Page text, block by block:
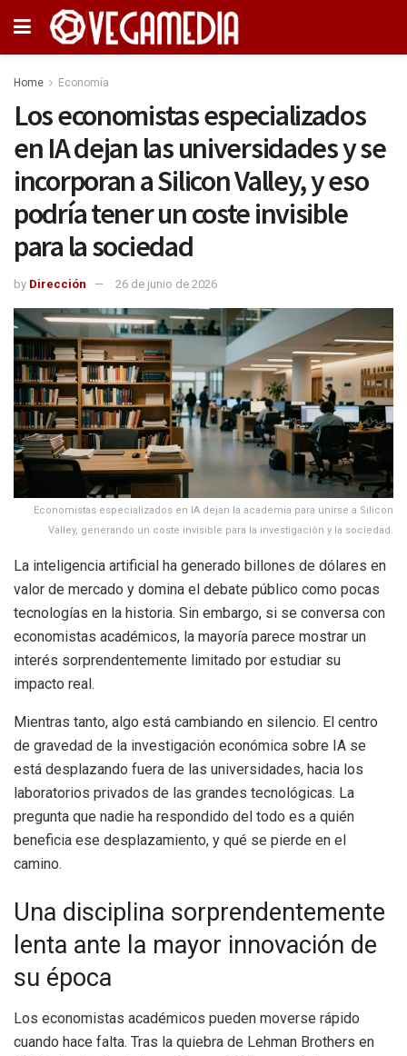
Home Economía
Los economistas especializados
en IA dejan las universidades y se
incorporan a Silicon Valley, y eso
podría tener un coste invisible
para la sociedad
by Dirección 26 de junio de 2026
Economistas especializados en IA dejan la academia para unirse a Silicon
Valley, generando un coste invisible para la investigación y la sociedad.
La inteligencia artificial ha generado billones de dólares en
valor de mercado y domina el debate público como pocas
tecnologías en la historia. Sin embargo, si se conversa con
economistas académicos, la mayoría parece mostrar un
interés sorprendentemente limitado por estudiar su
impacto real.
Mientras tanto, algo está cambiando en silencio. El centro
de gravedad de la investigación económica sobre IA se
está desplazando fuera de las universidades, hacia los
laboratorios privados de las grandes tecnológicas. La
pregunta que nadie ha respondido del todo es a quién
beneficia ese desplazamiento, y qué se pierde en el
camino.
Una disciplina sorprendentemente
lenta ante la mayor innovación de
su época
Los economistas académicos pueden moverse rápido
cuando hace falta. Tras la quiebra de Lehman Brothers en